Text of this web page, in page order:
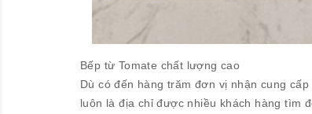
Bếp từ Tomate chất lượng cao
Dù có đến hàng trăm đơn vị nhận cung
luôn là địa chỉ được nhiều khách hàng tìm